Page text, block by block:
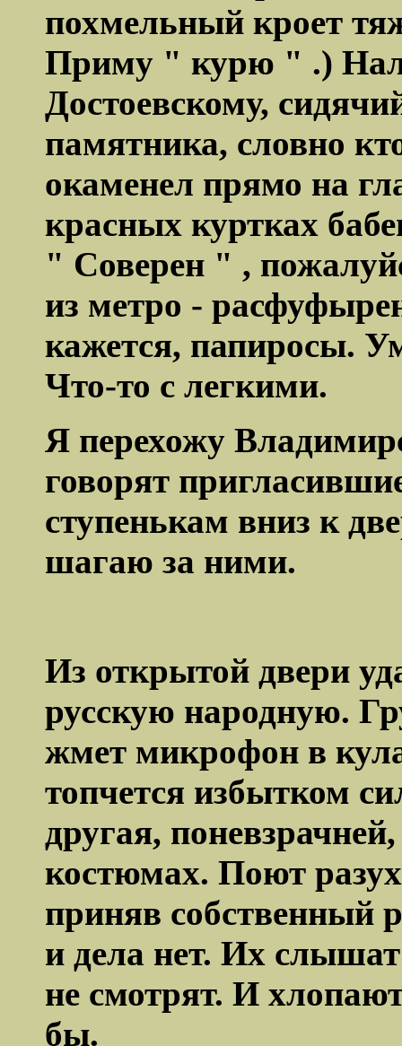
похмельный кроет
Приму " курю " .)
Достоевскому,
памятника, словно
окаменел прямо на
красных куртках
" Соверен " ,
из метро -
кажется, папиросы.
Что-то с легкими.
Я перехожу
говорят
ступенькам вниз к
шагаю за ними.
Из открытой двери
русскую народную.
жмет микрофон в
топчется избытком
другая,
костюмах. Поют
приняв собственный
и дела нет. Их
не смотрят. И
бы.